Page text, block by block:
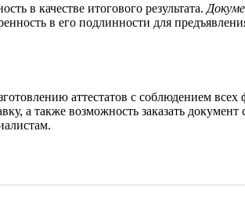
в качестве итогового результата.
в его подлинности для
аттестатов с соблюдением
а также возможность заказать документ